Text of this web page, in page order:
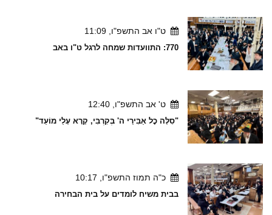
ט"ו אב התשפ"ו, 11:09
770: התוועדות שמחה לרגל ט"ו באב
ט' אב התשפ"ו, 12:40
"סִלָּה כׇל אַבִּירַי ה' בְּקִרְבִּי, קָרָא עָלַי מוֹעֵד"
כ"ה תמוז התשפ"ו, 10:17
בבית משיח לומדים על בית הבחירה